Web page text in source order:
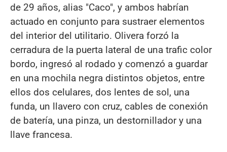
de 29 años, alias "Caco", y ambos habrían
actuado en conjunto para sustraer elementos
del interior del utilitario. Olivera forzó la
cerradura de la puerta lateral de una trafic color
bordo, ingresó al rodado y comenzó a guardar
en una mochila negra distintos objetos, entre
ellos dos celulares, dos lentes de sol, una
funda, un llavero con cruz, cables de conexión
de batería, una pinza, un destornillador y una
llave francesa.